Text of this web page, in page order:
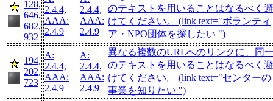
128,
646,
682,
932
2.4.4,
AAA:
2.4.9
2.4.4,
AAA:
2.4.9
のテキストを用いることはなるべく避
けてください。 (link text="ボランティ
ア・NPO団体を探したい ")
194,
202,
723
A:
2.4.4,
AAA:
2.4.9
A:
2.4.4,
AAA:
2.4.9
異なる複数のURLへのリンクに、同
のテキストを用いることはなるべく避
けてください。 (link text="センターの
事業を知りたい ")